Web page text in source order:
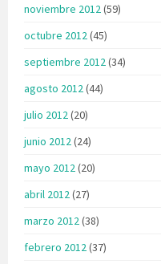
noviembre 2012(59)
octubre 2012(45)
septiembre 2012(34)
agosto 2012(44)
julio 2012(20)
junio 2012(24)
mayo 2012(20)
abril 2012(27)
marzo 2012(38)
febrero 2012(37)